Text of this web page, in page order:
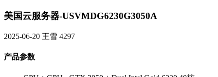
美国云服务器-USVMDG6230G3050A
2025-06-20 王雪 4297
产品参数